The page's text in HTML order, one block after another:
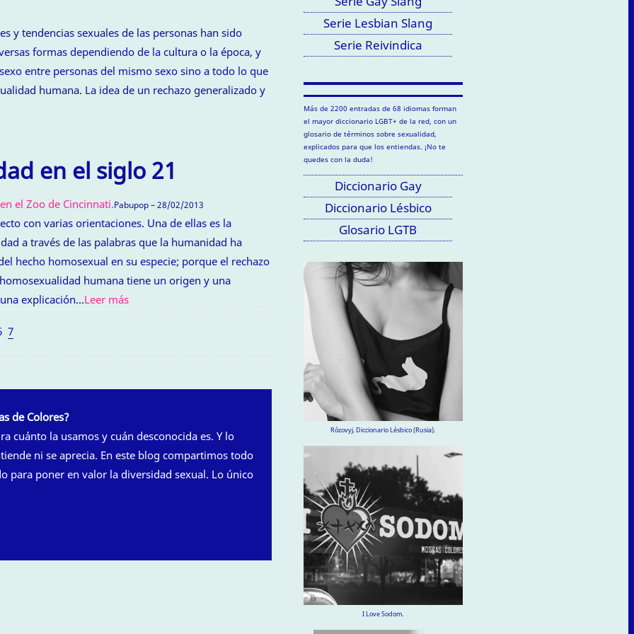
y tendencias sexuales de las personas han sido
formas dependiendo de la cultura o la época, y
entre personas del mismo sexo sino a todo lo que
humana. La idea de un rechazo generalizado y
en el siglo 21
Pabupop – 28/02/2013
con varias orientaciones. Una de ellas es la
a través de las palabras que la humanidad ha
hecho homosexual en su especie; porque el rechazo
humana tiene un origen y una
explicación…Leer más
7
de Colores?
cuánto la usamos y cuán desconocida es. Y lo
ni se aprecia. En este blog compartimos todo
para poner en valor la diversidad sexual. Lo único
Serie Lesbian Slang
Serie Reivindica
Más de 2200 entradas de 68 idiomas forman
el mayor diccionario LGBT+ de la red, con un
glosario de términos sobre sexualidad,
explicados para que los entiendas. ¡No te
quedes con la duda!
Diccionario Gay
Diccionario Lésbico
Glosario LGTB
Rózovyj. Diccionario Lésbico (Rusia).
I Love Sodom.